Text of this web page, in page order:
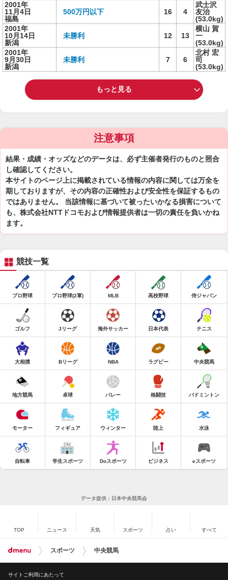
2001年
11月4日
福島
500万円以下 16 4
武士沢
友治
(53.0kg)
2001年
10月14日
新潟
未勝利 12 13
横山 賀
一
(53.0kg)
2001年
9月30日
新潟
未勝利 7 6
北村 宏
司
(53.0kg)
もっと見る
注意事項
結果・成績・オッズなどのデータは、必ず主催者発行のものと照合
し確認してください。
本サイトのページ上に掲載されている情報の内容に関しては万全を
期しておりますが、その内容の正確性および安全性を保証するもの
ではありません。 当該情報に基づいて被ったいかなる損害について
も、株式会社NTTドコモおよび情報提供者は一切の責任を負いかね
ます。
競技一覧
プロ野球 プロ野球(2軍) MLB 高校野球 侍ジャパン
ゴルフ Jリーグ 海外サッカー 日本代表 テニス
大相撲 Bリーグ NBA ラグビー 中央競馬
地方競馬 卓球 バレー 格闘技 バドミントン
モーター フィギュア ウィンター 陸上 水泳
自転車 学生スポーツ Doスポーツ ビジネス eスポーツ
データ提供：日本中央競馬会
TOP ニュース 天気 スポーツ 占い すべて
スポーツ 中央競馬
サイトご利用にあたって